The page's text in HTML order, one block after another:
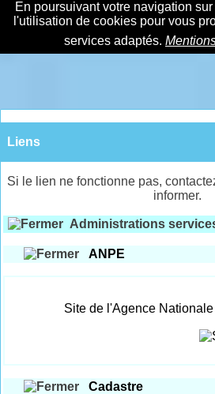
En poursuivant votre navigation
l'utilisation de cookies pour vous
services adaptés.
Liens
Si le lien ne fonctionne pas,
informer.
Administrations
ANPE
Site de l'Agence
Cadastre